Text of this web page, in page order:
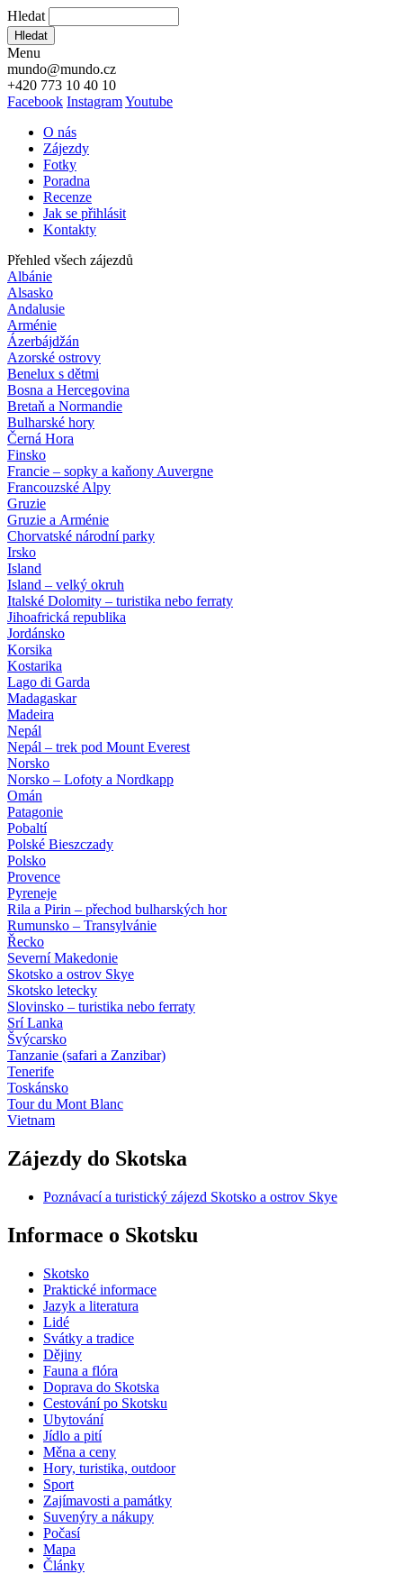
Hledat
Hledat
Menu
mundo@mundo.cz
+420 773 10 40 10
Facebook InstagramYoutube
O nás
Zájezdy
Fotky
Poradna
Recenze
Jak se přihlásit
Kontakty
Přehled všech zájezdů
Albánie
Alsasko
Andalusie
Arménie
Ázerbájdžán
Azorské ostrovy
Benelux s dětmi
Bosna a Hercegovina
Bretaň a Normandie
Bulharské hory
Černá Hora
Finsko
Francie – sopky a kaňony Auvergne
Francouzské Alpy
Gruzie
Gruzie a Arménie
Chorvatské národní parky
Irsko
Island
Island – velký okruh
Italské Dolomity – turistika nebo ferraty
Jihoafrická republika
Jordánsko
Korsika
Kostarika
Lago di Garda
Madagaskar
Madeira
Nepál
Nepál – trek pod Mount Everest
Norsko
Norsko – Lofoty a Nordkapp
Omán
Patagonie
Pobaltí
Polské Bieszczady
Polsko
Provence
Pyreneje
Rila a Pirin – přechod bulharských hor
Rumunsko – Transylvánie
Řecko
Severní Makedonie
Skotsko a ostrov Skye
Skotsko letecky
Slovinsko – turistika nebo ferraty
Srí Lanka
Švýcarsko
Tanzanie (safari a Zanzibar)
Tenerife
Toskánsko
Tour du Mont Blanc
Vietnam
Zájezdy do Skotska
Poznávací a turistický zájezd Skotsko a ostrov Skye
Informace o Skotsku
Skotsko
Praktické informace
Jazyk a literatura
Lidé
Svátky a tradice
Dějiny
Fauna a flóra
Doprava do Skotska
Cestování po Skotsku
Ubytování
Jídlo a pití
Měna a ceny
Hory, turistika, outdoor
Sport
Zajímavosti a památky
Suvenýry a nákupy
Počasí
Mapa
Články